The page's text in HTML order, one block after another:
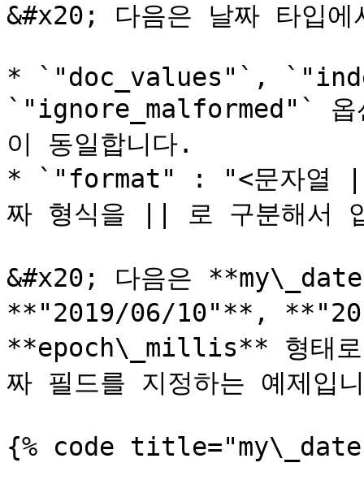
&#x20; 다음은 날짜 타입
* `"doc_values"`,
`"ignore_malformed"` 옵
이 동일합니다.
* `"format" : "<문자열
짜 형식을 || 로 구분해서
&#x20; 다음은
**"2019/06/10"**,
**epoch\_millis** 형태
짜 필드를 지정하는 예제입
{% code title="my\_date